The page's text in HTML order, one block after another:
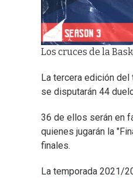
Los cruces de la
La tercera edición
se disputarán 44
36 de ellos serán en
quienes jugarán la
finales.
La temporada 2021/